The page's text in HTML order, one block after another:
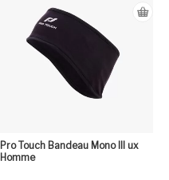
Pro Touch Bandeau Mono III ux
Homme